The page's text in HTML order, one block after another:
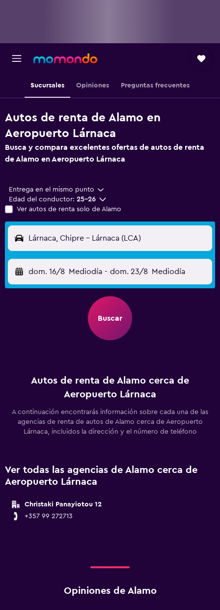
Sucursales Opiniones Preguntas frecuentes
Autos de renta de Alamo en
Aeropuerto Lárnaca
Busca y compara excelentes ofertas de autos de renta
de Alamo en Aeropuerto Lárnaca
Entrega en el mismo punto
Edad del conductor: 25-26
Ver autos de renta solo de Alamo
Lárnaca, Chipre - Lárnaca (LCA)
dom. 16/8 Mediodía - dom. 23/8 Mediodía
Buscar
Autos de renta de Alamo cerca de
Aeropuerto Lárnaca
A continuación encontrarás información sobre cada una de las
agencias de renta de autos de Alamo cerca de Aeropuerto
Lárnaca, incluidos la dirección y el número de teléfono
Ver todas las agencias de Alamo cerca de
Aeropuerto Lárnaca
Christaki Panayiotou 12
+357 99 272713
Opiniones de Alamo